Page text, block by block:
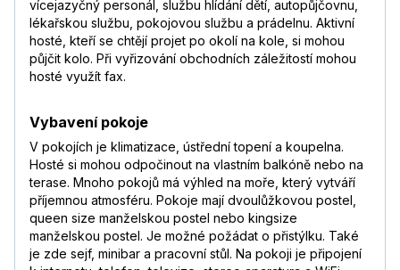
vícejazyčný personál, službu hlídání dětí, autopůjčovnu,
lékařskou službu, pokojovou službu a prádelnu. Aktivní
hosté, kteří se chtějí projet po okolí na kole, si mohou
půjčit kolo. Při vyřizování obchodních záležitostí mohou
hosté využít fax.
Vybavení pokoje
V pokojích je klimatizace, ústřední topení a koupelna.
Hosté si mohou odpočinout na vlastním balkóně nebo na
terase. Mnoho pokojů má výhled na moře, který vytváří
příjemnou atmosféru. Pokoje mají dvoulůžkovou postel,
queen size manželskou postel nebo kingsize
manželskou postel. Je možné požádat o přistýlku. Také
je zde sejf, minibar a pracovní stůl. Na pokoji je připojení